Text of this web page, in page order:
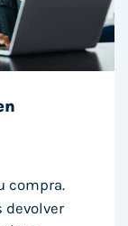
compra.
devolver